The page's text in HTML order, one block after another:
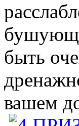
быть
вашем